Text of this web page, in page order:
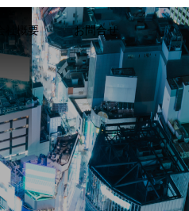
会社概要 お問合せ